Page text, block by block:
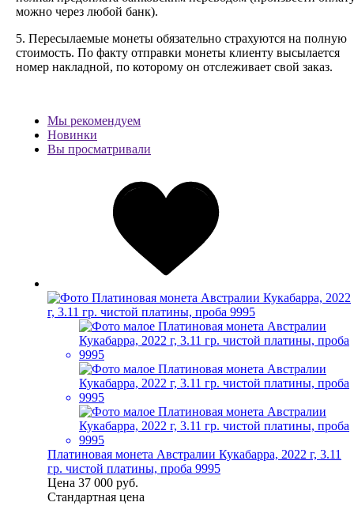
можно через любой банк).
5. Пересылаемые монеты обязательно страхуются на полную
стоимость. По факту отправки монеты клиенту высылается
номер накладной, по которому он отслеживает свой заказ.
Мы рекомендуем
Новинки
Вы просматривали
Платиновая монета Австралии Кукабарра, 2022 г, 3.11
гр. чистой платины, проба 9995
Цена 37 000 руб.
Стандартная цена